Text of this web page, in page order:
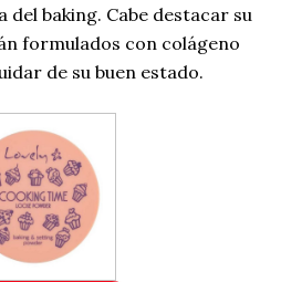
baking. Cabe destacar su
formulados con colágeno
de su buen estado.